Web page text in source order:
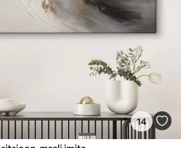
14